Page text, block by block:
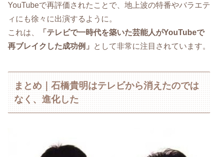
YouTubeで再評価されたことで、地上波の特番やバラエテ
ィにも徐々に出演するように。
これは、
「テレビで一時代を築いた芸能人がYouTubeで
再ブレイクした成功例」
として非常に注目されています。
まとめ｜石橋貴明はテレビから消えたのでは
なく、進化した